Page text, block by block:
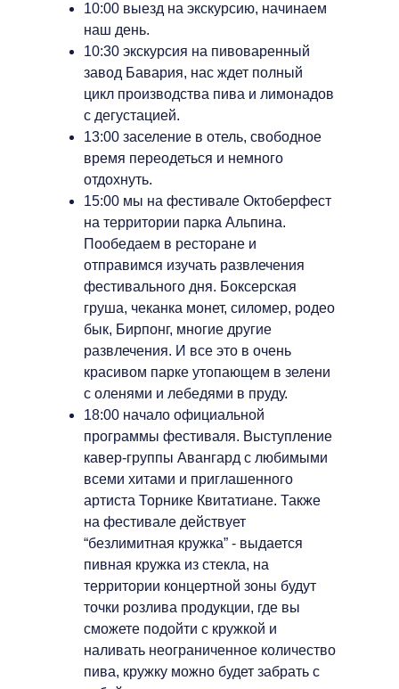
10:00 выезд на экскурсию, начинаем
наш день.
10:30 экскурсия на пивоваренный
завод Бавария, нас ждет полный
цикл производства пива и лимонадов
с дегустацией.
13:00 заселение в отель, свободное
время переодеться и немного
отдохнуть.
15:00 мы на фестивале Октоберфест
на территории парка Альпина.
Пообедаем в ресторане и
отправимся изучать развлечения
фестивального дня. Боксерская
груша, чеканка монет, силомер, родео
бык, Бирпонг, многие другие
развлечения. И все это в очень
красивом парке утопающем в зелени
с оленями и лебедями в пруду.
18:00 начало официальной
программы фестиваля. Выступление
кавер-группы Авангард с любимыми
всеми хитами и приглашенного
артиста Торнике Квитатиане. Также
на фестивале действует
“безлимитная кружка” - выдается
пивная кружка из стекла, на
территории концертной зоны будут
точки розлива продукции, где вы
сможете подойти с кружкой и
наливать неограниченное количество
пива, кружку можно будет забрать с